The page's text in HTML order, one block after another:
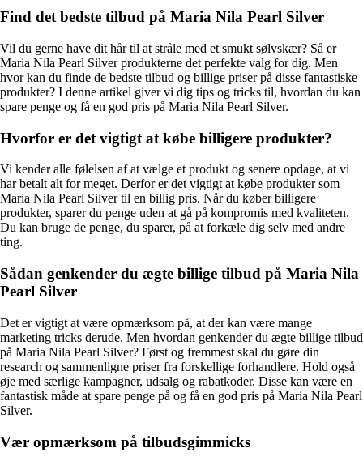
Find det bedste tilbud på Maria Nila Pearl Silver
Vil du gerne have dit hår til at stråle med et smukt sølvskær? Så er
Maria Nila Pearl Silver produkterne det perfekte valg for dig. Men
hvor kan du finde de bedste tilbud og billige priser på disse fantastiske
produkter? I denne artikel giver vi dig tips og tricks til, hvordan du kan
spare penge og få en god pris på Maria Nila Pearl Silver.
Hvorfor er det vigtigt at købe billigere produkter?
Vi kender alle følelsen af at vælge et produkt og senere opdage, at vi
har betalt alt for meget. Derfor er det vigtigt at købe produkter som
Maria Nila Pearl Silver til en billig pris. Når du køber billigere
produkter, sparer du penge uden at gå på kompromis med kvaliteten.
Du kan bruge de penge, du sparer, på at forkæle dig selv med andre
ting.
Sådan genkender du ægte billige tilbud på Maria Nila
Pearl Silver
Det er vigtigt at være opmærksom på, at der kan være mange
marketing tricks derude. Men hvordan genkender du ægte billige tilbud
på Maria Nila Pearl Silver? Først og fremmest skal du gøre din
research og sammenligne priser fra forskellige forhandlere. Hold også
øje med særlige kampagner, udsalg og rabatkoder. Disse kan være en
fantastisk måde at spare penge på og få en god pris på Maria Nila Pearl
Silver.
Vær opmærksom på tilbudsgimmicks